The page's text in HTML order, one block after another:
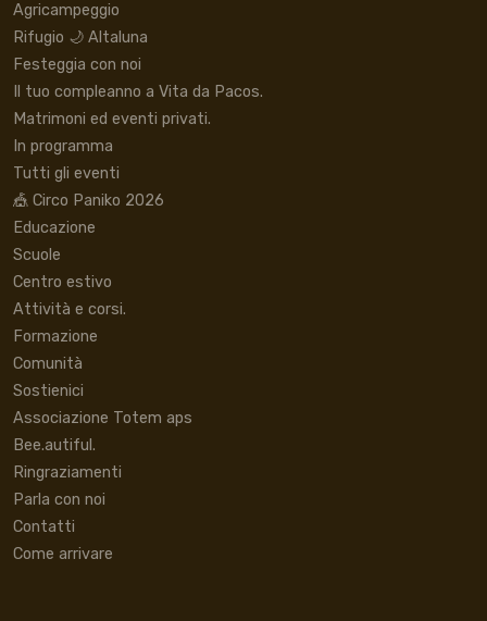
Agricampeggio
Rifugio 🌙 Altaluna
Festeggia con noi
Il tuo compleanno a Vita da Pacos.
Matrimoni ed eventi privati.
In programma
Tutti gli eventi
🎪 Circo Paniko 2026
Educazione
Scuole
Centro estivo
Attività e corsi.
Formazione
Comunità
Sostienici
Associazione Totem aps
Bee.autiful.
Ringraziamenti
Parla con noi
Contatti
Come arrivare